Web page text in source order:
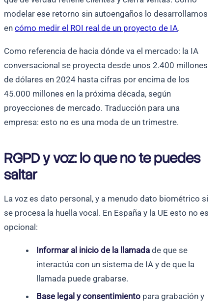
modelar ese retorno sin autoengaños lo desarrollamos
en cómo medir el ROI real de un proyecto de IA.
Como referencia de hacia dónde va el mercado: la IA
conversacional se proyecta desde unos 2.400 millones
de dólares en 2024 hasta cifras por encima de los
45.000 millones en la próxima década, según
proyecciones de mercado. Traducción para una
empresa: esto no es una moda de un trimestre.
RGPD y voz: lo que no te puedes
saltar
La voz es dato personal, y a menudo dato biométrico si
se procesa la huella vocal. En España y la UE esto no es
opcional:
Informar al inicio de la llamada de que se
interactúa con un sistema de IA y de que la
llamada puede grabarse.
Base legal y consentimiento para grabación y